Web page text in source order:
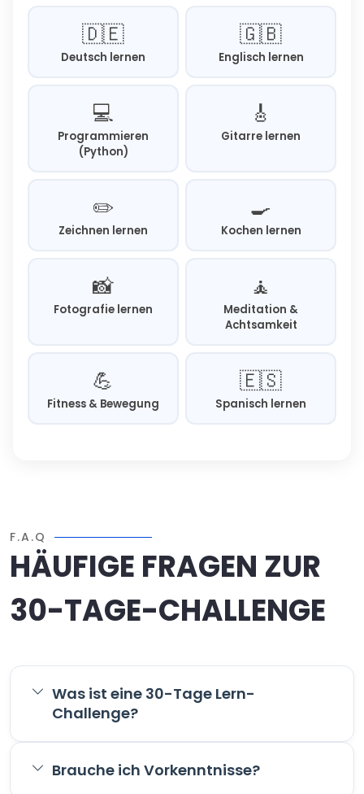
🇩🇪
Deutsch lernen
🇬🇧
Englisch lernen
💻
Programmieren
(Python)
🎸
Gitarre lernen
✏️
Zeichnen lernen
🍳
Kochen lernen
📸
Fotografie lernen
🧘
Meditation &
Achtsamkeit
💪
Fitness & Bewegung
🇪🇸
Spanisch lernen
F.A.Q
HÄUFIGE FRAGEN ZUR
30-TAGE-CHALLENGE
Was ist eine 30-Tage Lern-
Challenge?
Brauche ich Vorkenntnisse?